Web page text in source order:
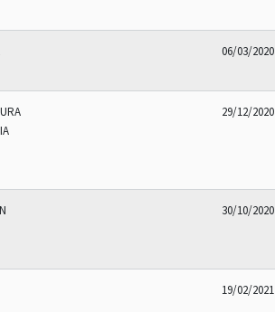
06/03/2020
29/12/2020
30/10/2020
19/02/2021